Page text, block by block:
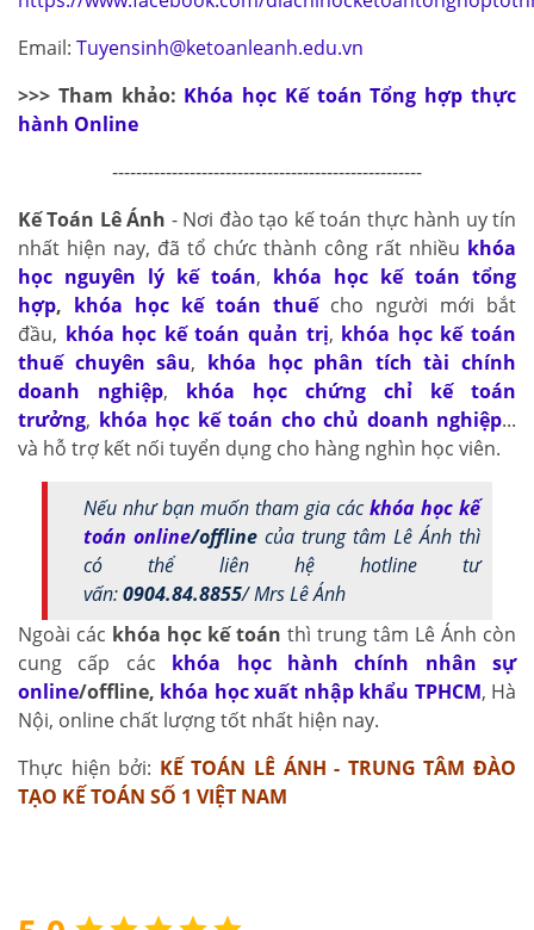
Email: Tuyensinh@ketoanleanh.edu.vn
>>> Tham khảo: Khóa học Kế toán Tổng hợp thực
hành Online
----------------------------------------------------
Kế Toán Lê Ánh - Nơi đào tạo kế toán thực hành uy tín
nhất hiện nay, đã tổ chức thành công rất nhiều khóa
học nguyên lý kế toán, khóa học kế toán tổng
hợp, khóa học kế toán thuế cho người mới bắt
đầu, khóa học kế toán quản trị, khóa học kế toán
thuế chuyên sâu, khóa học phân tích tài chính
doanh nghiệp, khóa học chứng chỉ kế toán
trưởng, khóa học kế toán cho chủ doanh nghiệp...
và hỗ trợ kết nối tuyển dụng cho hàng nghìn học viên.
Nếu như bạn muốn tham gia cáckhóa học kế
toán online/offline của trung tâm Lê Ánh thì
có thể liên hệ hotline tư
vấn:0904.84.8855/ Mrs Lê Ánh
Ngoài các khóa học kế toán thì trung tâm Lê Ánh còn
cung cấp các khóa học hành chính nhân sự
online/offline, khóa học xuất nhập khẩu TPHCM, Hà
Nội, online chất lượng tốt nhất hiện nay.
Thực hiện bởi: KẾ TOÁN LÊ ÁNH - TRUNG TÂM ĐÀO
TẠO KẾ TOÁN SỐ 1 VIỆT NAM